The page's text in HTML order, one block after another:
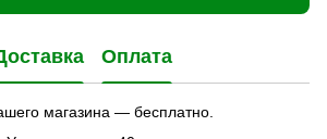
Оплата
магазина — бесплатно.